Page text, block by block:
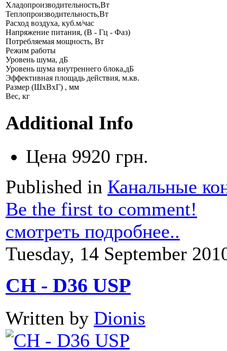
Хладопроизводительность,Вт
Теплопроизводительность,Вт
Расход воздуха, куб.м/час
Напряжение питания, (В - Гц - Фаз)
Потребляемая мощность, Вт
Режим работы
Уровень шума, дБ
Уровень шума внутреннего блока,дБ
Эффективная площадь действия, м.кв.
Размер (ШхВхГ) , мм
Вес, кг
Additional Info
Цена 9920 грн.
Published in Канальные
Be the first to comment!
смотреть подробнее..
Tuesday, 14 September
CH - D36 USP
Written by Dionis